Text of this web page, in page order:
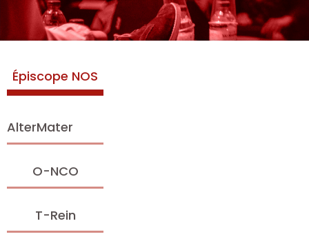
Épiscope NOS
AlterMater
O-NCO
T-Rein